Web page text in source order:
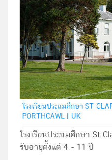
โรงเรียนประถมศึกษา ST
PORTHCAWL | UK
โรงเรียนประถมศึกษา St
รับอายุตั้งแต่ 4 - 11 ปี